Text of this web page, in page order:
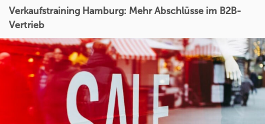
Verkaufstraining Hamburg: Mehr Abschlüsse im B2B-
Vertrieb